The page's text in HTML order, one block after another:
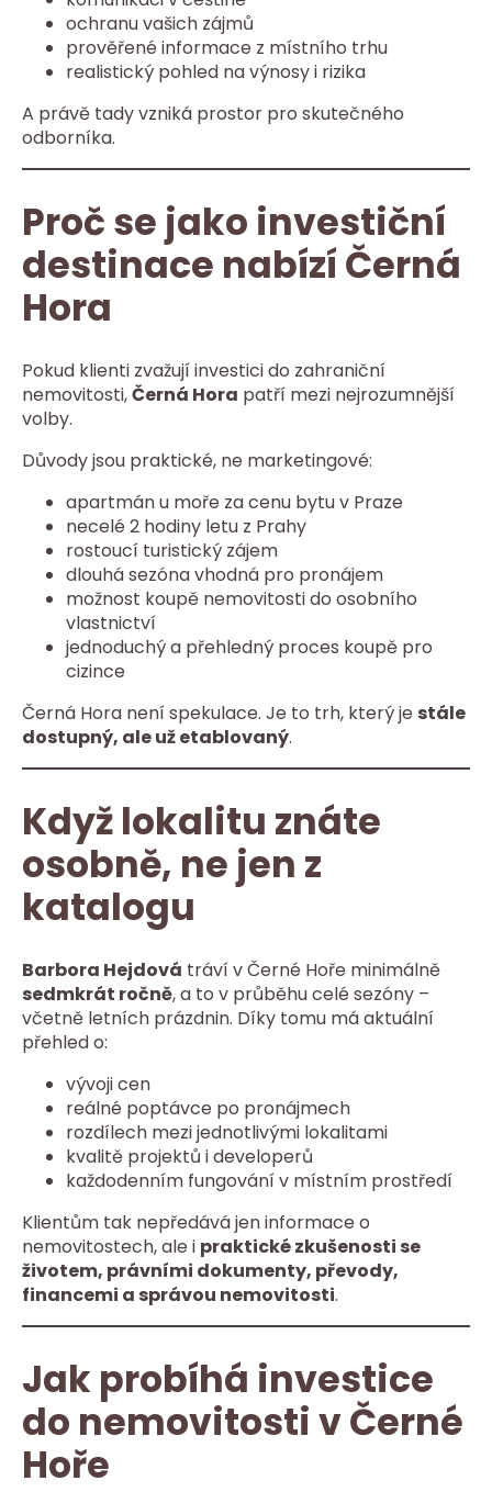
ochranu vašich zájmů
prověřené informace z místního trhu
realistický pohled na výnosy i rizika
A právě tady vzniká prostor pro skutečného
odborníka.
Proč se jako investiční
destinace nabízí Černá
Hora
Pokud klienti zvažují investici do zahraniční
nemovitosti,Černá Hora patří mezi nejrozumnější
volby.
Důvody jsou praktické, ne marketingové:
apartmán u moře za cenu bytu v Praze
necelé 2 hodiny letu z Prahy
rostoucí turistický zájem
dlouhá sezóna vhodná pro pronájem
možnost koupě nemovitosti do osobního
vlastnictví
jednoduchý a přehledný proces koupě pro
cizince
Černá Hora není spekulace. Je to trh, který je stále
dostupný, ale už etablovaný.
Když lokalitu znáte
osobně, ne jen z
katalogu
Barbora Hejdová tráví v Černé Hoře minimálně
sedmkrát ročně, a to v průběhu celé sezóny –
včetně letních prázdnin. Díky tomu má aktuální
přehled o:
vývoji cen
reálné poptávce po pronájmech
rozdílech mezi jednotlivými lokalitami
kvalitě projektů i developerů
každodenním fungování v místním prostředí
Klientům tak nepředává jen informace o
nemovitostech, ale i praktické zkušenosti se
životem, právními dokumenty, převody,
financemi a správou nemovitosti.
Jak probíhá investice
do nemovitosti v Černé
Hoře